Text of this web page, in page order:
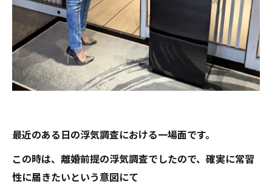
最近のある日の浮気調査における一場面です。
この時は、離婚前提の浮気調査でしたので、確実に常習
性に届きたいという意図にて